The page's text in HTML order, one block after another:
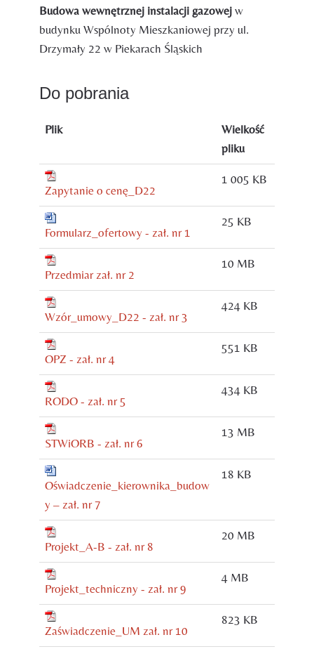
Budowa wewnętrznej instalacji gazowej w
budynku Wspólnoty Mieszkaniowej przy ul.
Drzymały 22 w Piekarach Śląskich
Do pobrania
Plik
Wielkość
pliku
Zapytanie o cenę_D22
1 005 KB
Formularz_ofertowy - zał. nr 1
25 KB
Przedmiar zał. nr 2
10 MB
Wzór_umowy_D22 - zał. nr 3
424 KB
OPZ - zał. nr 4
551 KB
RODO - zał. nr 5
434 KB
STWiORB - zał. nr 6
13 MB
Oświadczenie_kierownika_budow
y – zał. nr 7
18 KB
Projekt_A-B - zał. nr 8
20 MB
Projekt_techniczny - zał. nr 9
4 MB
Zaświadczenie_UM zał. nr 10
823 KB